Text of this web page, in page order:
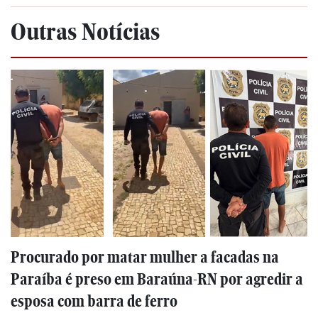
Outras Notícias
Procurado por matar mulher a facadas na
Paraíba é preso em Baraúna-RN por agredir a
esposa com barra de ferro